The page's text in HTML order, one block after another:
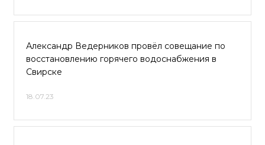
Александр Ведерников провёл совещание по
восстановлению горячего водоснабжения в
Свирске
18.07.23